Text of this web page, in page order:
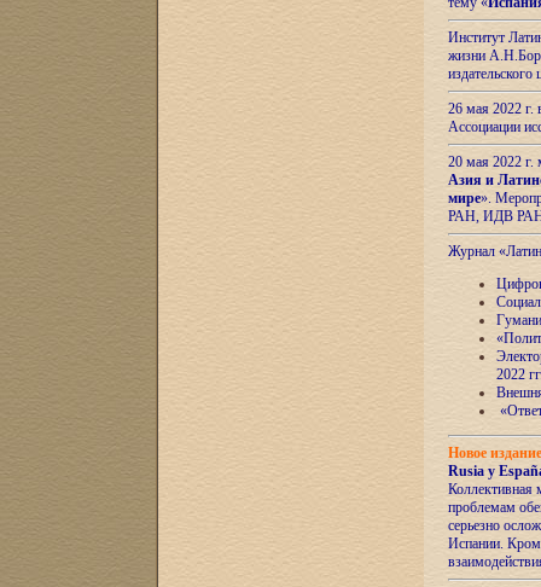
Институт
жизни
26 мая 2022
Ассоциации
20 мая 2022
Азия и
мире».
РАН, ИДВ
Журнал
2022
Новое
Rusia y
Коллективная
проблемам
серьезно
Испании.